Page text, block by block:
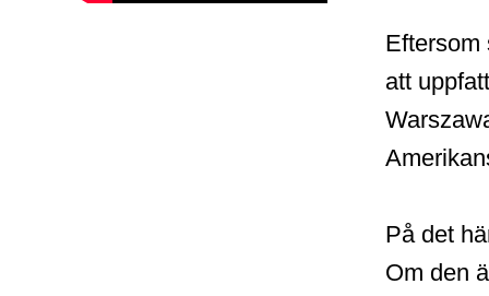
Eftersom
att
På det
Om den